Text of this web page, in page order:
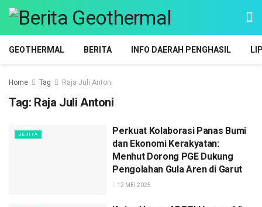
GEOTHERMAL BERITA INFO DAERAH PENGHASIL
Home Tag Raja Juli Antoni
Tag: Raja Juli Antoni
BERITA
Perkuat Kolaborasi Panas Bumi
dan Ekonomi Kerakyatan:
Menhut Dorong PGE Dukung
Pengolahan Gula Aren di Garut
12 MEI 2025